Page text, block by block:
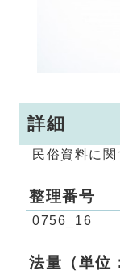
詳細
民俗資料に
整理番号
0756_16
法量（単位